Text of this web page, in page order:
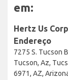
em:
Hertz Us
Endereço
7275 S. Tucson
Tucson, Az,
6971, AZ,